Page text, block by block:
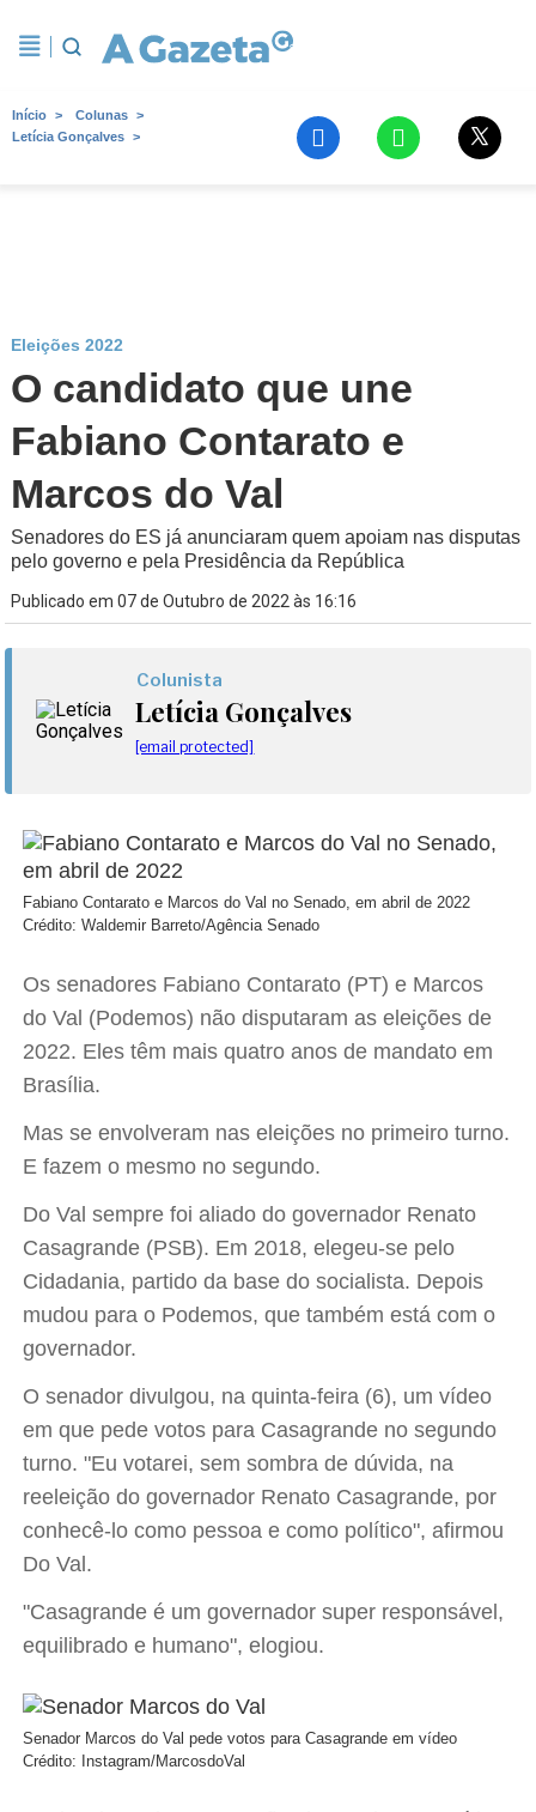
Início
Colunas
Letícia Gonçalves
Eleições 2022
O candidato que une
Fabiano Contarato e
Marcos do Val
Senadores do ES já anunciaram quem apoiam nas disputas
pelo governo e pela Presidência da República
Publicado em 07 de Outubro de 2022 às 16:16
Colunista
Letícia Gonçalves
[email protected]
Fabiano Contarato e Marcos do Val no Senado, em abril de 2022
Crédito: Waldemir Barreto/Agência Senado
Os senadores Fabiano Contarato (PT) e Marcos
do Val (Podemos) não disputaram as eleições de
2022. Eles têm mais quatro anos de mandato em
Brasília.
Mas se envolveram nas eleições no primeiro turno.
E fazem o mesmo no segundo.
Do Val sempre foi aliado do governador Renato
Casagrande (PSB). Em 2018, elegeu-se pelo
Cidadania, partido da base do socialista. Depois
mudou para o Podemos, que também está com o
governador.
O senador divulgou, na quinta-feira (6), um vídeo
em que pede votos para Casagrande no segundo
turno. "Eu votarei, sem sombra de dúvida, na
reeleição do governador Renato Casagrande, por
conhecê-lo como pessoa e como político", afirmou
Do Val.
"Casagrande é um governador super responsável,
equilibrado e humano", elogiou.
Senador Marcos do Val pede votos para Casagrande em vídeo
Crédito: Instagram/MarcosdoVal